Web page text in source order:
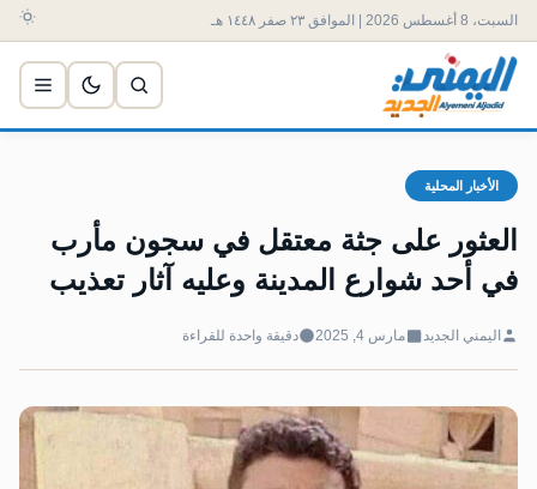
السبت، 8 أغسطس 2026 | الموافق ٢٣ صفر ١٤٤٨ هـ
الأخبار المحلية
العثور على جثة معتقل في سجون مأرب
في أحد شوارع المدينة وعليه آثار تعذيب
اليمني الجديد مارس 4, 2025 دقيقة واحدة للقراءة